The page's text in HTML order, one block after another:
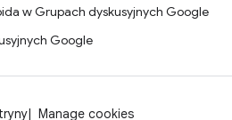
w Grupach dyskusyjnych Google
Google
Manage cookies